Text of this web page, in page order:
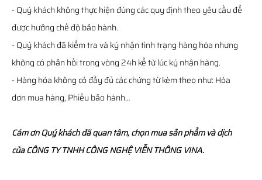
- Quý khách không thực hiện đúng các quy định theo yêu cầu để
được hưởng chế độ bảo hành.
- Quý khách đã kiểm tra và ký nhận tình trạng hàng hóa nhưng
không có phản hồi trong vòng 24h kể từ lúc ký nhận hàng.
- Hàng hóa không có đầy đủ các chứng từ kèm theo như: Hóa
đơn mua hàng, Phiếu bảo hành…
Cám ơn Quý khách đã quan tâm, chọn mua sản phẩm và dịch
của CÔNG TY TNHH CÔNG NGHỆ VIỄN THÔNG VINA.